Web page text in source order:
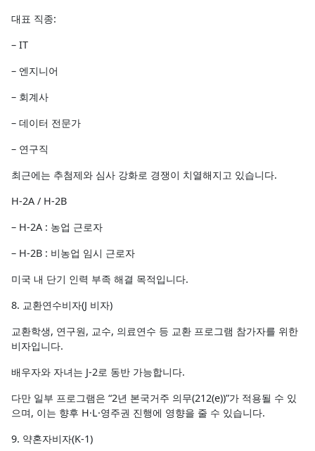
대표 직종:
– IT
– 엔지니어
– 회계사
– 데이터 전문가
– 연구직
최근에는 추첨제와 심사 강화로 경쟁이 치열해지고 있습니다.
H-2A / H-2B
– H-2A : 농업 근로자
– H-2B : 비농업 임시 근로자
미국 내 단기 인력 부족 해결 목적입니다.
8. 교환연수비자(J 비자)
교환학생, 연구원, 교수, 의료연수 등 교환 프로그램 참가자를 위한
비자입니다.
배우자와 자녀는 J-2로 동반 가능합니다.
다만 일부 프로그램은 “2년 본국거주 의무(212(e))”가 적용될 수 있
으며, 이는 향후 H·L·영주권 진행에 영향을 줄 수 있습니다.
9. 약혼자비자(K-1)